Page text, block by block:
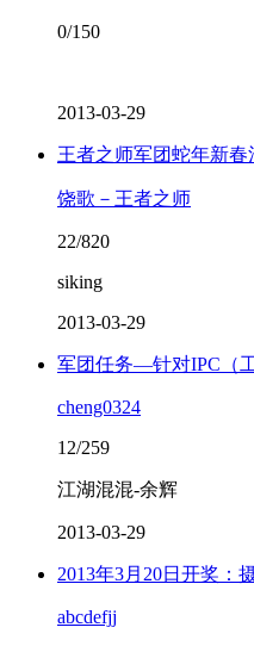
0/150
2013-03-29
王者之师军团蛇年新春
饶歌－王者之师
22/820
siking
2013-03-29
军团任务—针对IPC（
cheng0324
12/259
江湖混混-余辉
2013-03-29
2013年3月20日开奖：
abcdefjj